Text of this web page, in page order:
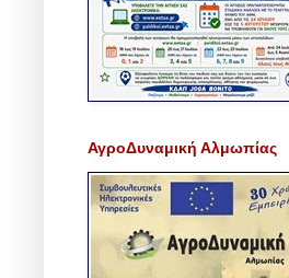
ΑγροΔυναμική Αλμωπίας